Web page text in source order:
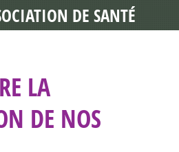
LA
DE NOS
DE SANTÉ